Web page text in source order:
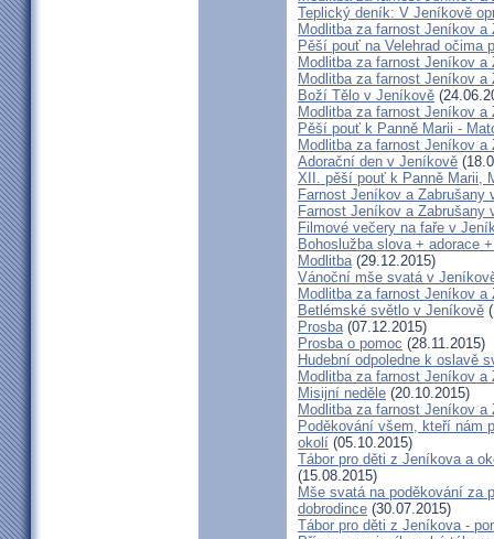
Teplický deník: V Jeníkově
Modlitba za farnost Jeníkov a
Pěší pouť na Velehrad očima
Modlitba za farnost Jeníkov a
Modlitba za farnost Jeníkov a
Boží Tělo v Jeníkově
Modlitba za farnost Jeníkov a
Pěší pouť k Panně Marii -
Modlitba za farnost Jeníkov a
Adorační den v Jeníkově
XII. pěší pouť k Panně Marii,
Farnost Jeníkov a Zabrušany
Farnost Jeníkov a Zabrušany
Filmové večery na faře v
Bohoslužba slova + adorace
Modlitba(29.12.2015)
Vánoční mše svatá v
Modlitba za farnost Jeníkov a
Betlémské světlo v Jeníkově
Prosba(07.12.2015)
Prosba o pomoc (28.11.2015)
Hudební odpoledne k oslavě
Modlitba za farnost Jeníkov a
Misijní neděle (20.10.2015)
Modlitba za farnost Jeníkov a
Poděkování všem, kteří nám
okolí (05.10.2015)
Tábor pro děti z Jeníkova a
(15.08.2015)
Mše svatá na poděkování za
dobrodince (30.07.2015)
Tábor pro děti z Jeníkova -